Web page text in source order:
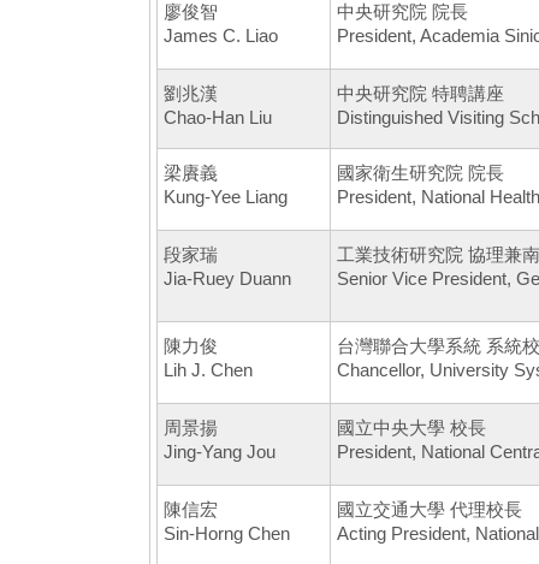
廖俊智
James C. Liao
中央研究院 院長
President, Academia
劉兆漢
Chao-Han Liu
中央研究院 特聘講座
Distinguished Visiting
梁賡義
Kung-Yee Liang
國家衛生研究院 院長
President, National
段家瑞
Jia-Ruey Duann
工業技術研究院 協理兼
Senior Vice President,
陳力俊
Lih J. Chen
台灣聯合大學系統 系統
Chancellor, University
周景揚
Jing-Yang Jou
國立中央大學 校長
President, National
陳信宏
Sin-Horng Chen
國立交通大學 代理校長
Acting President,